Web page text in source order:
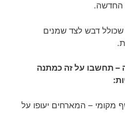
החדשה.
שכולל דבש לצד שמנים
– תחשבו על זה כמתנה
מקומי – המארחים יעופו על